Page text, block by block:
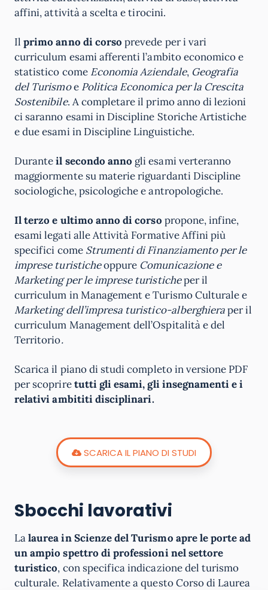
affini, attività a scelta e tirocini.
Ilprimo anno di corso prevede per i vari
curriculum esami afferenti l’ambito economico e
statistico come Economia Aziendale, Geografia
del Turismoe Politica Economica per la Crescita
Sostenibile. A completare il primo anno di lezioni
ci saranno esami in Discipline Storiche Artistiche
e due esami in Discipline Linguistiche.
Duranteil secondo anno gli esami verteranno
maggiormente su materie riguardanti Discipline
sociologiche, psicologiche e antropologiche.
Il terzo e ultimo anno di corso propone, infine,
esami legati alle Attività Formative Affini più
specifici come Strumenti di Finanziamento per le
imprese turisticheoppure Comunicazione e
Marketing per le imprese turisticheper il
curriculum in Management e Turismo Culturale e
Marketing dell’impresa turistico-alberghieraper il
curriculum Management dell’Ospitalità e del
Territorio.
Scarica il piano di studi completo in versione PDF
per scopriretutti gli esami, gli insegnamenti e i
relativi ambititi disciplinari.
SCARICA IL PIANO DI STUDI
Sbocchi lavorativi
Lalaurea in Scienze del Turismo apre le porte ad
un ampio spettro di professioni nel settore
turistico, con specifica indicazione del turismo
culturale. Relativamente a questo Corso di Laurea